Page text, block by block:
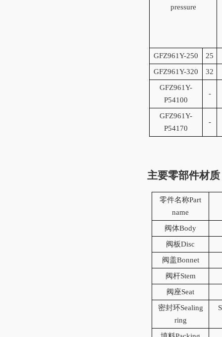
pressure
GFZ961Y-250
25
GFZ961Y-320
32
GFZ961Y-
P54100
-
GFZ961Y-
P54170
-
主要零部件材质
零件名称Part
name
阀体Body
阀板Disc
阀盖Bonnet
阀杆Stem
阀座Seat
密封环Sealing
ring